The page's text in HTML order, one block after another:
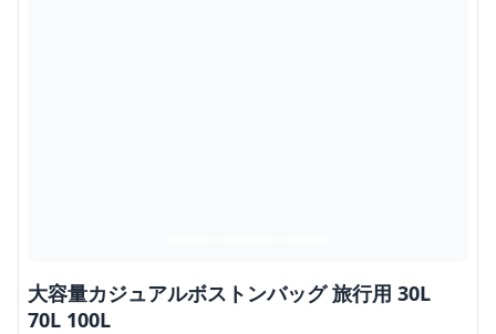
大容量カジュアルボストンバッグ 旅行用 30L
70L 100L